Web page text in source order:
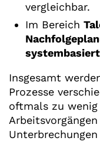
vergleichbar.
Im Bereich
Insgesamt
Prozesse
oftmals zu